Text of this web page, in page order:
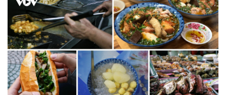
Tư vấn
Săn Tour
check-in
Câu chuyện thời sự
Đọc truyện đêm khuya
Cửa sổ tình yêu
Kể chuyện cho bé
Hạt giống tâm hồn